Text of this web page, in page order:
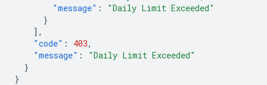
"message" :
"Daily Limit Exceeded"
}
],
"code" : 403,
"message" :
"Daily Limit Exceeded"
}
}